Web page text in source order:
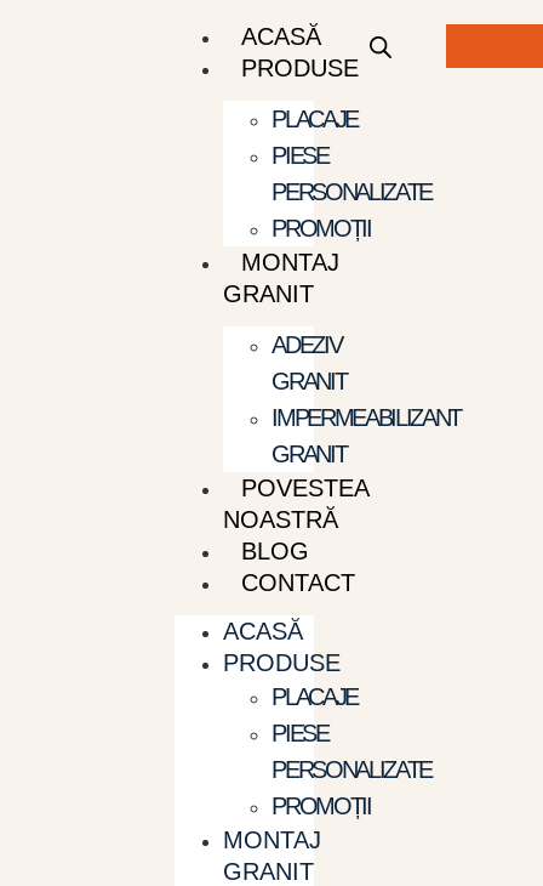
ACASĂ
PRODUSE
PLACAJE
PIESE
PERSONALIZATE
PROMOȚII
MONTAJ
GRANIT
ADEZIV
GRANIT
IMPERMEABILIZANT
GRANIT
POVESTEA
NOASTRĂ
BLOG
CONTACT
ACASĂ
PRODUSE
PLACAJE
PIESE
PERSONALIZATE
PROMOȚII
MONTAJ
GRANIT